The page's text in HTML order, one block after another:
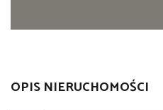
OPIS NIERUCHOMOŚCI